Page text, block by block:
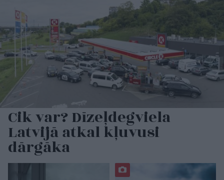
Cik var? Dīzeļdegviela
Latvijā atkal kļuvusi
dārgāka